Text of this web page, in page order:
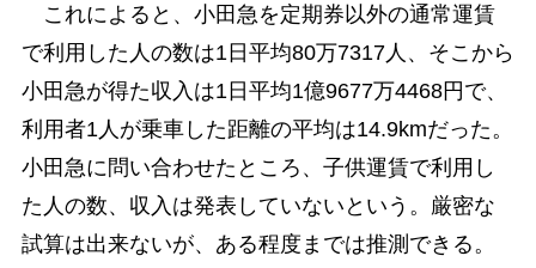
これによると、小田急を定期券以外の通常運賃
で利用した人の数は1日平均80万7317人、そこから
小田急が得た収入は1日平均1億9677万4468円で、
利用者1人が乗車した距離の平均は14.9kmだった。
小田急に問い合わせたところ、子供運賃で利用し
た人の数、収入は発表していないという。厳密な
試算は出来ないが、ある程度までは推測できる。